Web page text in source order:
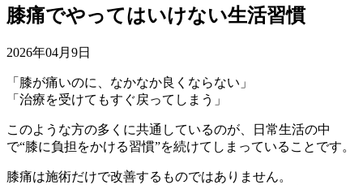
膝痛でやってはいけない生活習慣
2026年04月9日
「膝が痛いのに、なかなか良くならない」
「治療を受けてもすぐ戻ってしまう」
このような方の多くに共通しているのが、日常生活の中
で“膝に負担をかける習慣”を続けてしまっていることです。
膝痛は施術だけで改善するものではありません。